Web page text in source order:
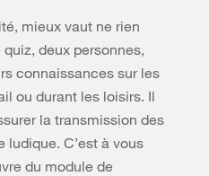
mieux vaut ne rien
deux personnes,
connaissances sur les
ou durant les loisirs. Il
la transmission des
C’est à vous
du module de